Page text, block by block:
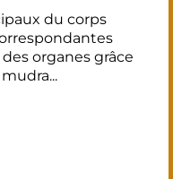
du corps
organes grâce